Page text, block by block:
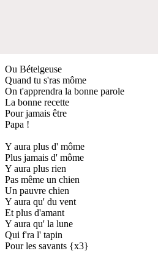
Ou Bételgeuse
Quand tu s'ras môme
On t'apprendra la bonne parole
La bonne recette
Pour jamais être
Papa !
Y aura plus d' môme
Plus jamais d' môme
Y aura plus rien
Pas même un chien
Un pauvre chien
Y aura qu' du vent
Et plus d'amant
Y aura qu' la lune
Qui f'ra l' tapin
Pour les savants {x3}